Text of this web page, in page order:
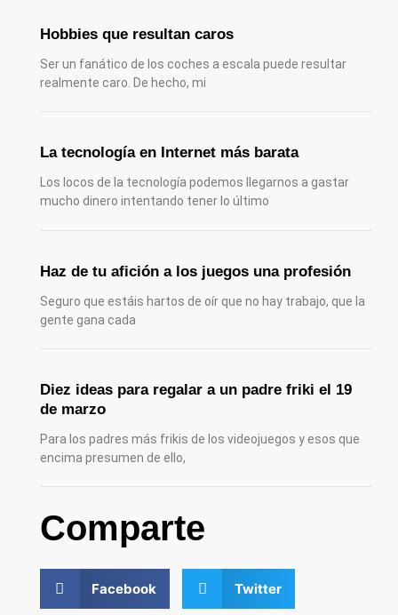
Hobbies que resultan caros
Ser un fanático de los coches a escala puede resultar
realmente caro. De hecho, mi
La tecnología en Internet más barata
Los locos de la tecnología podemos llegarnos a gastar
mucho dinero intentando tener lo último
Haz de tu afición a los juegos una profesión
Seguro que estáis hartos de oír que no hay trabajo, que la
gente gana cada
Diez ideas para regalar a un padre friki el 19
de marzo
Para los padres más frikis de los videojuegos y esos que
encima presumen de ello,
Comparte
Facebook Twitter